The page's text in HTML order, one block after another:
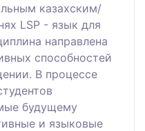
казахским/
LSP - язык для
направлена
способностей
В процессе
будущему
и языковые